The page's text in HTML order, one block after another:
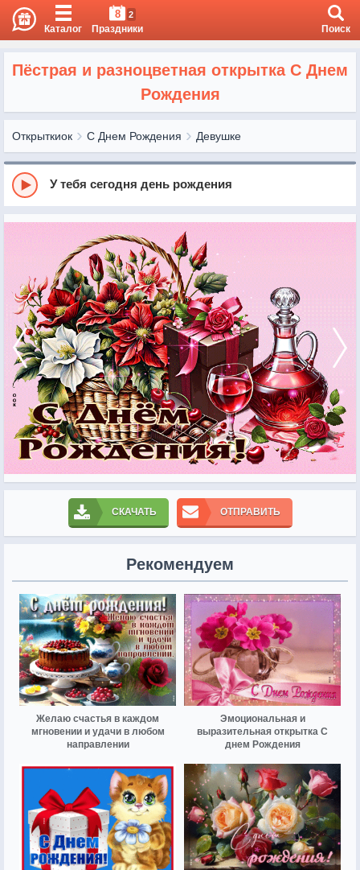
Каталог
8 2
Праздники Поиск
Пёстрая и разноцветная открытка С Днем
Рождения
Открыткиок С Днем Рождения Девушке
У тебя сегодня день рождения
СКАЧАТЬ ОТПРАВИТЬ
Рекомендуем
Желаю счастья в каждом
мгновении и удачи в любом
направлении
Эмоциональная и
выразительная открытка С
днем Рождения